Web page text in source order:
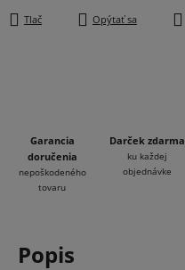
Tlač Opýtať sa
Garancia
doručenia
nepoškodeného
tovaru
Darček zdarma
ku každej
objednávke
Popis